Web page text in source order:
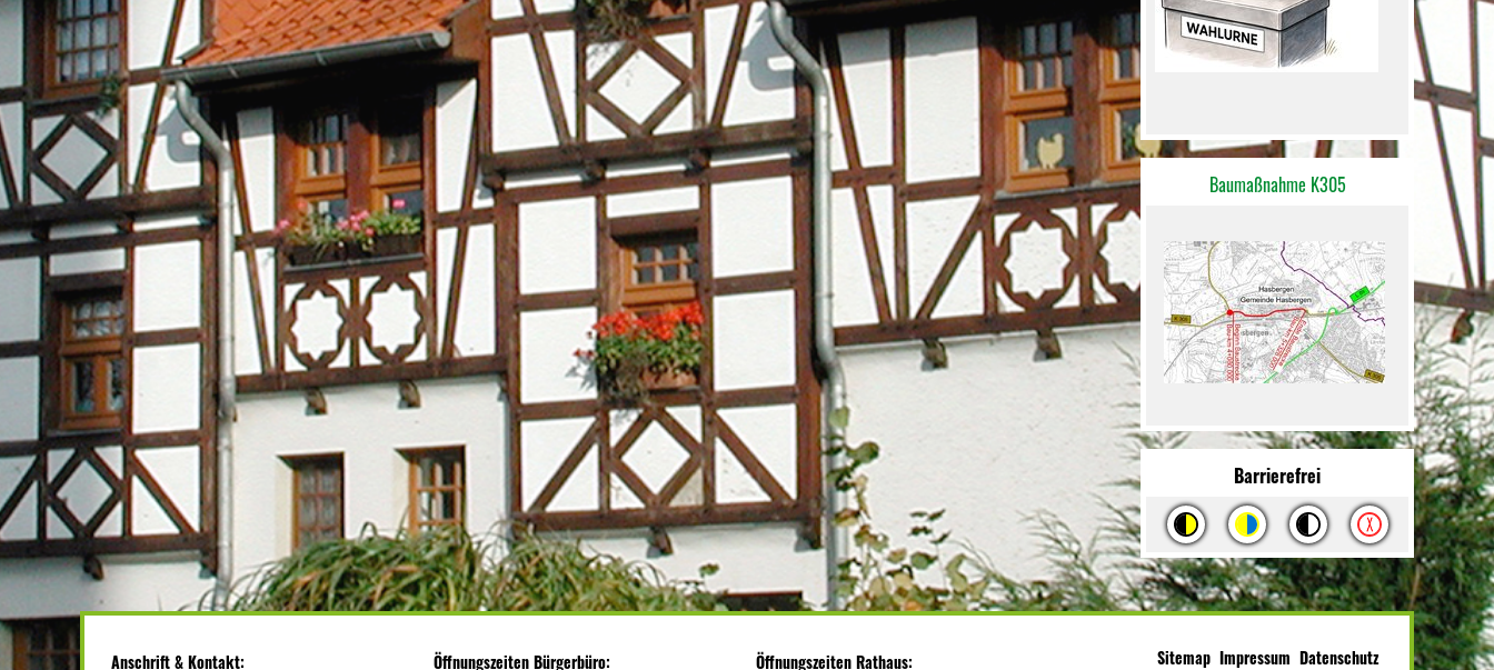
Baumaßnahme K305
Barrierefrei
Anschrift & Kontakt: Öffnungszeiten Bürgerbüro: Öffnungszeiten Rathaus: Sitemap Impressum Datenschutz